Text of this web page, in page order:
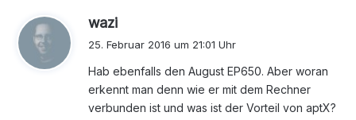
wazi
t
:
25. Februar 2016 um 21:01 Uhr
Hab ebenfalls den August EP650. Aber woran
erkennt man denn wie er mit dem Rechner
verbunden ist und was ist der Vorteil von aptX?